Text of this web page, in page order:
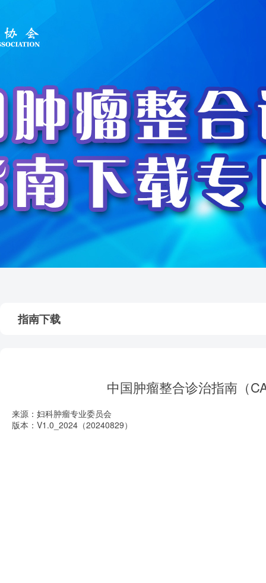
指南下载
中国肿瘤整合诊治指南（
来源：妇科肿瘤专业委员会
版本：V1.0_2024（20240829）